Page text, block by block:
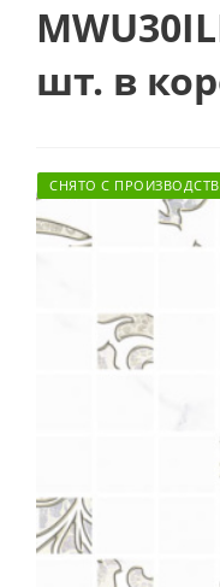
шт. в
СНЯТО С